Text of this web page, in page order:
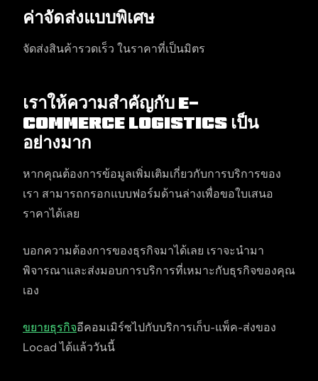
ค่าจัดส่งแบบพิเศษ
จัดส่งสินค้ารวดเร็ว ในราคาที่เป็นมิตร
เราให้ความสำคัญกับ e-
commerce logistics เป็น
อย่างมาก
หากคุณต้องการข้อมูลเพิ่มเติมเกี่ยวกับการบริการของ
เรา สามารถกรอกแบบฟอร์มด้านล่างเพื่อขอใบเสนอ
ราคาได้เลย
บอกความต้องการของธุรกิจมาได้เลย เราจะนำมา
พิจารณาและส่งมอบการบริการที่เหมาะกับธุรกิจของคุณ
เอง
ขยายธุรกิจอีคอมเมิร์ซไปกับบริการเก็บ-แพ็ค-ส่งของ
Locad ได้แล้ววันนี้